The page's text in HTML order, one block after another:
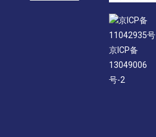
京ICP备
11042935号
京ICP备
13049006
号-2